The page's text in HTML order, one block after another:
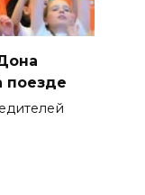
поезде